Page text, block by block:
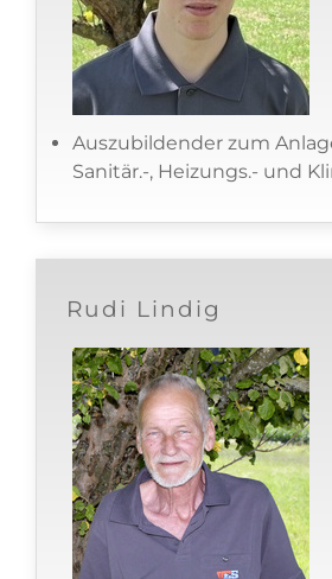
Auszubildender zum
Sanitär.-, Heizungs.- und
Rudi Lindig